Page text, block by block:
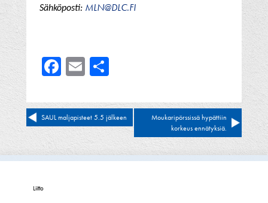
Sähköposti: MLN@DLC.FI
Facebook
Email
Artikkelien
SAUL maljapisteet 5.5 jälkeen
Moukaripörssissä hypättiin
korkeus ennätyksiä.
Liitto